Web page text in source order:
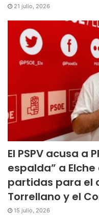
21 julio, 2026
El PSPV acusa a
espalda” a
partidas para el
Torrellano y el
15 julio, 2026